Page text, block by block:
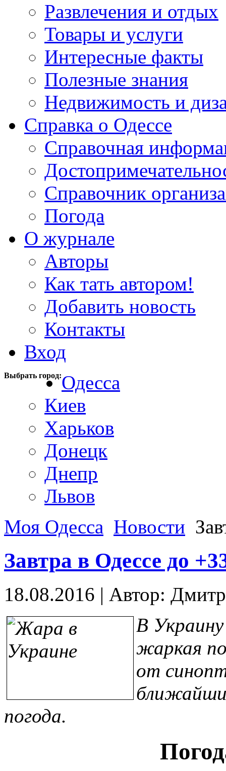
Развлечения и отдых
Товары и услуги
Интересные факты
Полезные знания
Недвижимость и
Справка о Одессе
Справочная
Справочник
Погода
О журнале
Авторы
Как тать автором!
Добавить новость
Контакты
Вход
Выбрать город:Одесса
Киев
Харьков
Донецк
Днепр
Львов
Моя Одесса Новости
Завтра в Одессе до
18.08.2016 | Автор:
В Украину
жаркая
от
погода.